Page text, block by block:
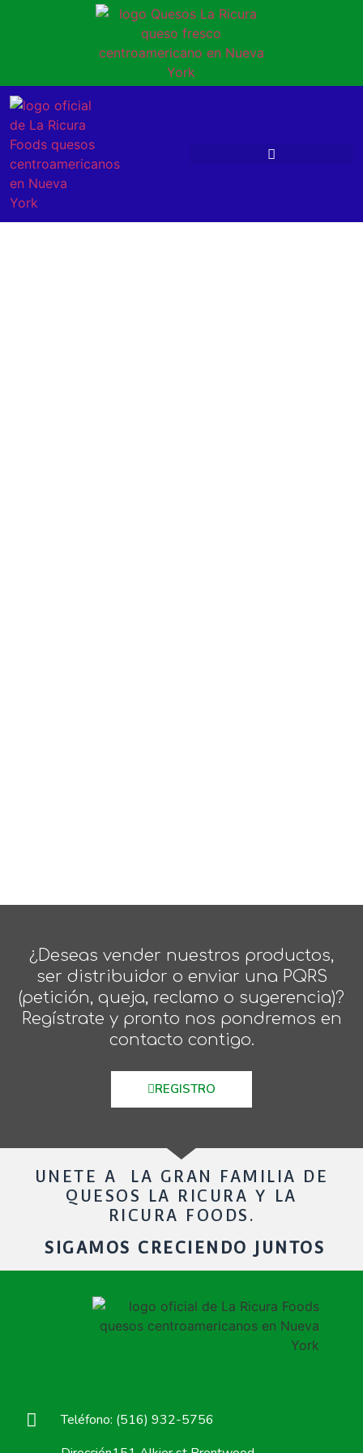
¿Deseas vender nuestros productos,
ser distribuidor o enviar una PQRS
(petición, queja, reclamo o sugerencia)?
Regístrate y pronto nos pondremos en
contacto contigo.
REGISTRO
UNETE A LA GRAN FAMILIA DE
QUESOS LA RICURA Y LA
RICURA FOODS.
SIGAMOS CRECIENDO JUNTOS
Teléfono: (516) 932-5756